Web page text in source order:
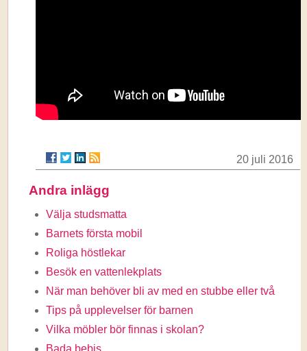
20 juli 2016
Andra inlägg
Välja studsmatta
Barnets första mobil
Roliga höstlekar
Besök en vattenlekplats
När man behöver bli av med en stubbe eller två
Tips på upplevelser för barnen
Vilka möbler bör finnas i skolan?